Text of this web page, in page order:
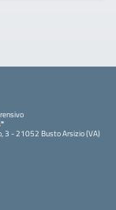
3 - 21052 Busto Arsizio (VA)